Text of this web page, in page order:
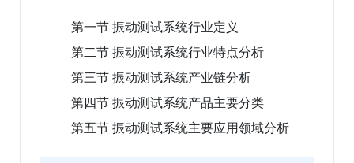
第一节 振动测试系统行业定义
第二节 振动测试系统行业特点分析
第三节 振动测试系统产业链分析
第四节 振动测试系统产品主要分类
第五节 振动测试系统主要应用领域分析